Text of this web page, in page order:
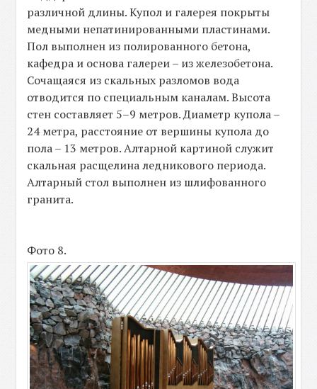
различной длины. Купол и галерея покрыты
медными непатинированными пластинами.
Пол выполнен из полированного бетона,
кафедра и основа галереи – из железобетона.
Сочащаяся из скальных разломов вода
отводится по специальным каналам. Высота
стен составляет 5–9 метров. Диаметр купола –
24 метра, расстояние от вершины купола до
пола – 13 метров. Алтарной картиной служит
скальная расщелина ледникового периода.
Алтарный стол выполнен из шлифованного
гранита.
Фото 8.